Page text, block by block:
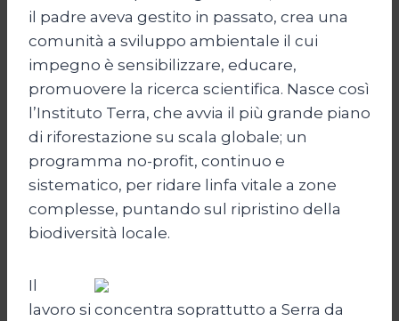
il padre aveva gestito in passato, crea una
comunità a sviluppo ambientale il cui
impegno è sensibilizzare, educare,
promuovere la ricerca scientifica. Nasce così
l’Instituto Terra, che avvia il più grande piano
di riforestazione su scala globale; un
programma no-profit, continuo e
sistematico, per ridare linfa vitale a zone
complesse, puntando sul ripristino della
biodiversità locale.
Il
lavoro si concentra soprattutto a Serra da